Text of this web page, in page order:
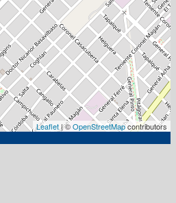
Leaflet| ©OpenStreetMapcontributors